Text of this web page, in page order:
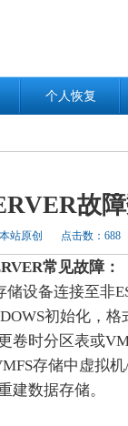
个人恢复
故
站原创 点击数：688
常见故障：
储设备连接至非
初始化，
卷时分区表或
存储中虚拟
建数据存储。